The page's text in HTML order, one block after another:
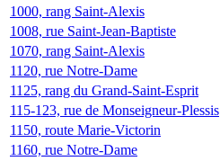
1000, rang Saint-Alexis
1008, rue Saint-Jean-Baptiste
1070, rang Saint-Alexis
1120, rue Notre-Dame
1125, rang du Grand-Saint-Esprit
115-123, rue de Monseigneur-Plessis
1150, route Marie-Victorin
1160, rue Notre-Dame